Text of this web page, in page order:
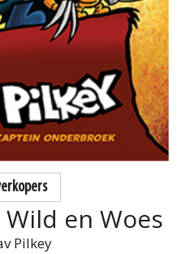
en Woes
Pilkey